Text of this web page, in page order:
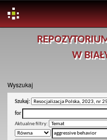
W
Wyszukaj
Szukaj:
for
Aktualne filtry: